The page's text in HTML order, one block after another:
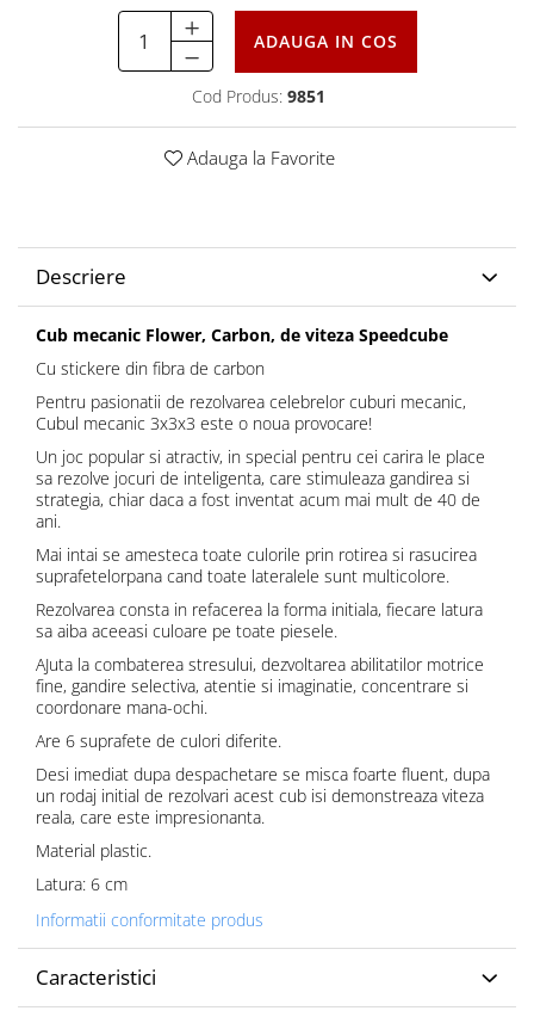
ADAUGA IN COS
Cod Produs: 9851
Adauga la Favorite
Descriere
Cub mecanic Flower, Carbon, de viteza Speedcube
Cu stickere din fibra de carbon
Pentru pasionatii de rezolvarea celebrelor cuburi mecanic,
Cubul mecanic 3x3x3 este o noua provocare!
Un joc popular si atractiv, in special pentru cei carira le place
sa rezolve jocuri de inteligenta, care stimuleaza gandirea si
strategia, chiar daca a fost inventat acum mai mult de 40 de
ani.
Mai intai se amesteca toate culorile prin rotirea si rasucirea
suprafetelorpana cand toate lateralele sunt multicolore.
Rezolvarea consta in refacerea la forma initiala, fiecare latura
sa aiba aceeasi culoare pe toate piesele.
AJuta la combaterea stresului, dezvoltarea abilitatilor motrice
fine, gandire selectiva, atentie si imaginatie, concentrare si
coordonare mana-ochi.
Are 6 suprafete de culori diferite.
Desi imediat dupa despachetare se misca foarte fluent, dupa
un rodaj initial de rezolvari acest cub isi demonstreaza viteza
reala, care este impresionanta.
Material plastic.
Latura: 6 cm
Informatii conformitate produs
Caracteristici